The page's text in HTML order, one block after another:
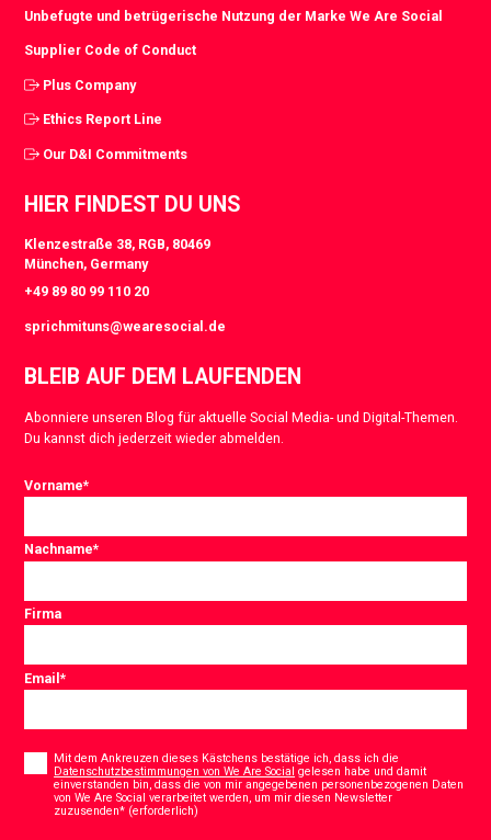
Unbefugte und betrügerische Nutzung der Marke We Are Social
Supplier Code of Conduct
Plus Company
Ethics Report Line
Our D&I Commitments
HIER FINDEST DU UNS
Klenzestraße 38, RGB, 80469
München, Germany
+49 89 80 99 110 20
sprichmituns@wearesocial.de
BLEIB AUF DEM LAUFENDEN
Abonniere unseren Blog für aktuelle Social Media- und Digital-Themen.
Du kannst dich jederzeit wieder abmelden.
Vorname*
Nachname*
Firma
Email*
Mit dem Ankreuzen dieses Kästchens bestätige ich, dass ich die
Datenschutzbestimmungen von We Are Social gelesen habe und damit
einverstanden bin, dass die von mir angegebenen personenbezogenen Daten
von We Are Social verarbeitet werden, um mir diesen Newsletter
zuzusenden* (erforderlich)